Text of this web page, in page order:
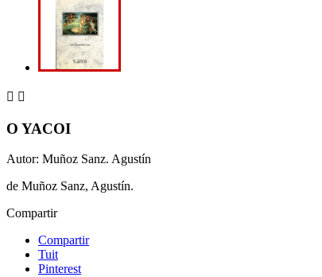
 
O YACOI
Autor: Muñoz Sanz. Agustín
de Muñoz Sanz, Agustín.
Compartir
Compartir
Tuit
Pinterest